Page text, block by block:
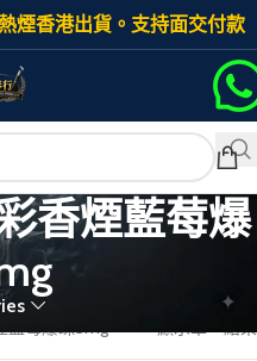
煙香港出貨。支持面交付款
香煙藍莓爆
藍莓爆珠5mg” 顯示單一結果